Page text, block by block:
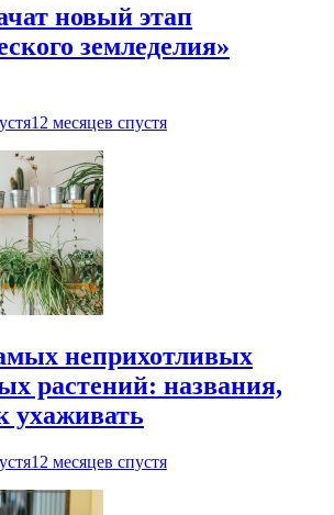
новый этап
земледелия»
12 месяцев спустя
неприхотливых
растений: названия,
ухаживать
12 месяцев спустя